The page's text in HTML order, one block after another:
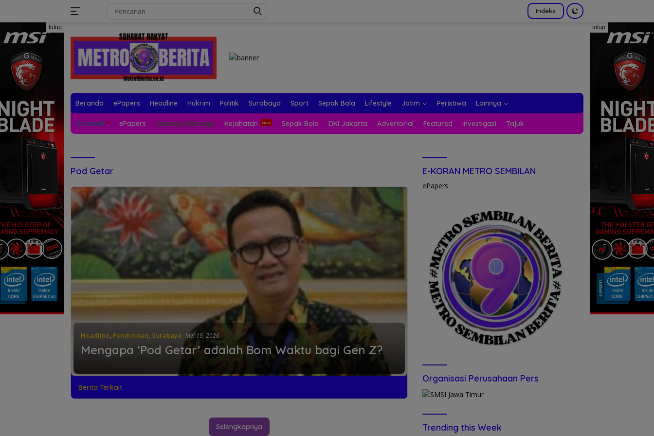
ke
Indeks
tutup tutup
Beranda ePapers Headline Hukrim Politik Surabaya Sport Sepak Bola Lifestyle Jatim Peristiwa Lainnya
Otomotif ePapers Cabang Olahraga Kejahatan Sepak Bola DKI Jakarta Advertorial Featured Investigasi Tajuk
Pod Getar
Headline, Pendidikan, Surabaya Mei 19, 2026
Mengapa ‘Pod Getar’ adalah Bom Waktu bagi Gen Z?
Berita Terkait
Selengkapnya
E-KORAN METRO SEMBILAN
ePapers
Organisasi Perusahaan Pers
Trending this Week